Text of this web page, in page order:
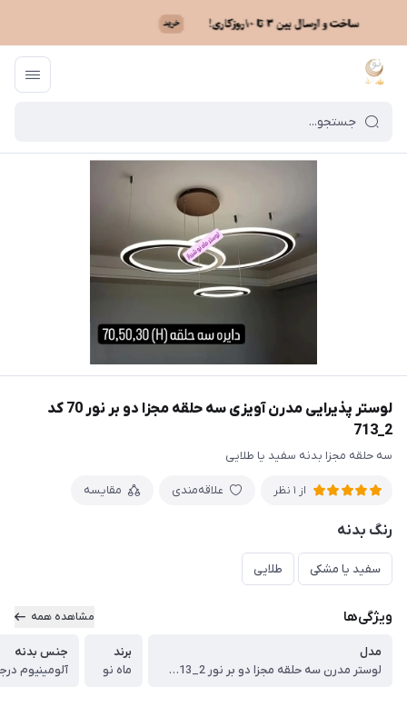
ماه نو / فهرست محصولات
لوستر پذیرایی مدرن آویزی سه حلقه مجزا دو بر نور 70 کد
2_713
سه حلقه مجزا بدنه سفید یا طلایی
از 1 نظر علاقه‌مندی مقایسه
رنگ بدنه
سفید یا مشکی طلایی
ویژگی‌ها مشاهده همه
مدل
لوستر مدرن سه حلقه مجزا دو بر نور M 713_2
برند
ماه نو
جنس بدنه
آلومینیوم درجه 1 با رنگ